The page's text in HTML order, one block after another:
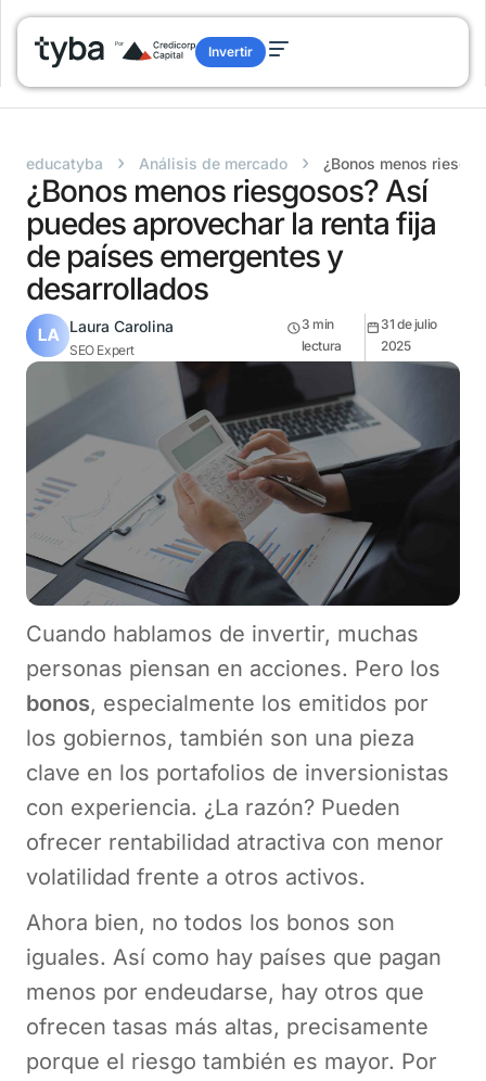
Invertir
educatyba › Análisis de mercado › ¿Bonos menos
¿Bonos menos riesgosos? Así
puedes aprovechar la renta fija
de países emergentes y
desarrollados
Laura Carolina
SEO Expert
3 min
lectura
31 de julio
2025
Cuando hablamos de invertir, muchas
personas piensan en acciones. Pero los
bonos, especialmente los emitidos por
los gobiernos, también son una pieza
clave en los portafolios de inversionistas
con experiencia. ¿La razón? Pueden
ofrecer rentabilidad atractiva con menor
volatilidad frente a otros activos.
Ahora bien, no todos los bonos son
iguales. Así como hay países que pagan
menos por endeudarse, hay otros que
ofrecen tasas más altas, precisamente
porque el riesgo también es mayor. Por